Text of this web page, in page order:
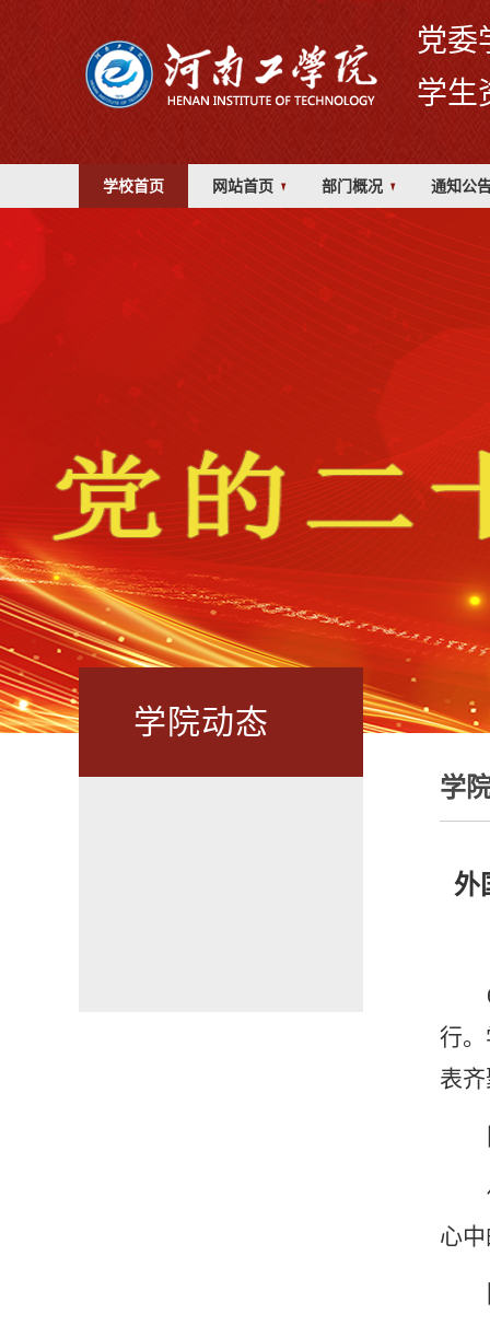
党
学生
学校首页 网站首页 部门概况 通知公
学院动态
学
外
行
表
心